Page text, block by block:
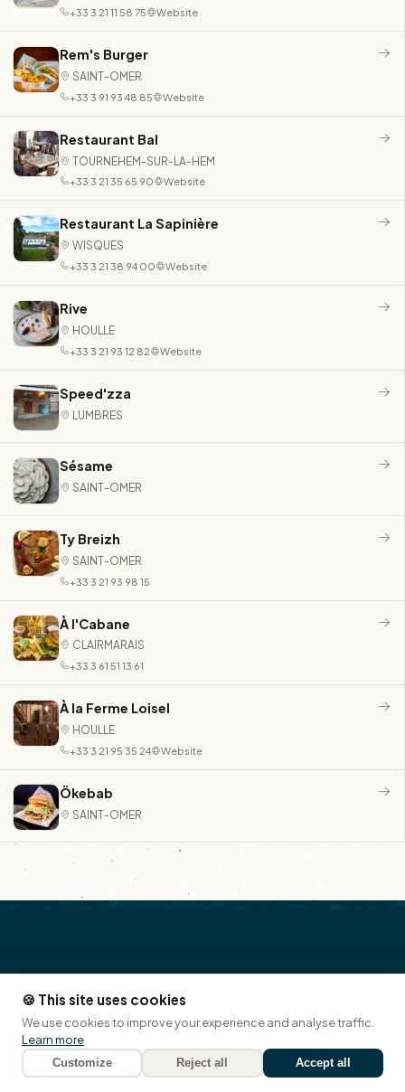
+33 3 21 11 58 75 Website
Rem's Burger
SAINT-OMER
+33 3 91 93 48 85 Website
Restaurant Bal
TOURNEHEM-SUR-LA-HEM
+33 3 21 35 65 90 Website
Restaurant La Sapinière
WISQUES
+33 3 21 38 94 00 Website
Rive
HOULLE
+33 3 21 93 12 82 Website
Speed'zza
LUMBRES
Sésame
SAINT-OMER
Ty Breizh
SAINT-OMER
+33 3 21 93 98 15
À l'Cabane
CLAIRMARAIS
+33 3 61 51 13 61
À la Ferme Loisel
HOULLE
+33 3 21 95 35 24 Website
Ökebab
SAINT-OMER
Map
emmenezmoi.com
CRAFTED WITH PASSION BY
🍪 This site uses cookies
We use cookies to improve your experience and analyse traffic.
Learn more
Customize Reject all Accept all